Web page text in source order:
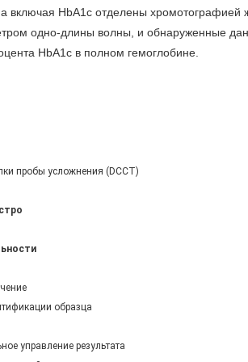
включая HbA1c отделены хромотографией
одно-длины волны, и обнаруженные
HbA1c в полном гемоглобине.
пробы усложнения (DCCT)
образца
управление результата